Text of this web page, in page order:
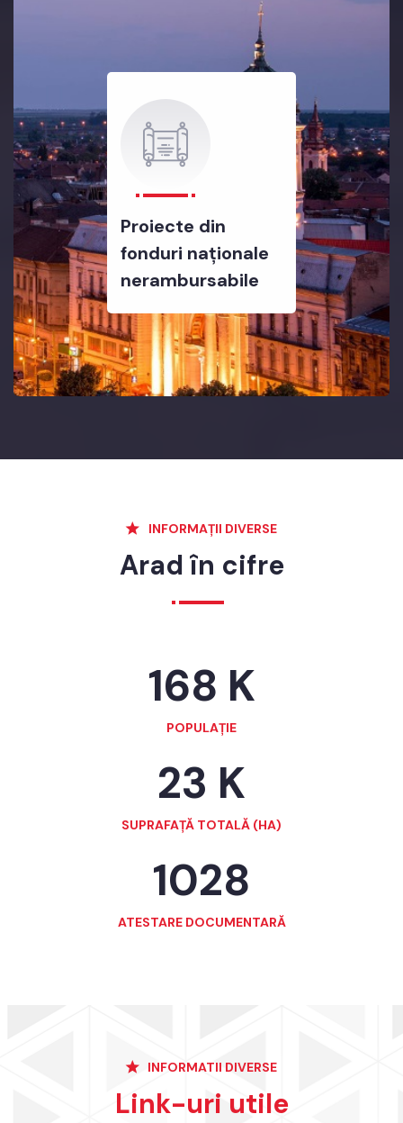
Proiecte din
fonduri naționale
nerambursabile
INFORMAȚII DIVERSE
Arad în cifre
168 K
POPULAȚIE
23 K
SUPRAFAȚĂ TOTALĂ (HA)
1028
ATESTARE DOCUMENTARĂ
INFORMATII DIVERSE
Link-uri utile